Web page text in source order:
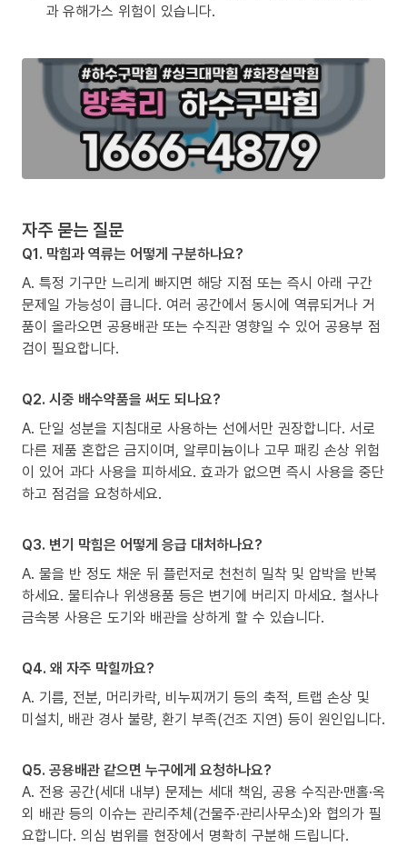
과 유해가스 위험이 있습니다.
자주 묻는 질문
Q1. 막힘과 역류는 어떻게 구분하나요?
A. 특정 기구만 느리게 빠지면 해당 지점 또는 즉시 아래 구간
문제일 가능성이 큽니다. 여러 공간에서 동시에 역류되거나 거
품이 올라오면 공용배관 또는 수직관 영향일 수 있어 공용부 점
검이 필요합니다.
Q2. 시중 배수약품을 써도 되나요?
A. 단일 성분을 지침대로 사용하는 선에서만 권장합니다. 서로
다른 제품 혼합은 금지이며, 알루미늄이나 고무 패킹 손상 위험
이 있어 과다 사용을 피하세요. 효과가 없으면 즉시 사용을 중단
하고 점검을 요청하세요.
Q3. 변기 막힘은 어떻게 응급 대처하나요?
A. 물을 반 정도 채운 뒤 플런저로 천천히 밀착 및 압박을 반복
하세요. 물티슈나 위생용품 등은 변기에 버리지 마세요. 철사나
금속봉 사용은 도기와 배관을 상하게 할 수 있습니다.
Q4. 왜 자주 막힐까요?
A. 기름, 전분, 머리카락, 비누찌꺼기 등의 축적, 트랩 손상 및
미설치, 배관 경사 불량, 환기 부족(건조 지연) 등이 원인입니다.
Q5. 공용배관 같으면 누구에게 요청하나요?
A. 전용 공간(세대 내부) 문제는 세대 책임, 공용 수직관·맨홀·옥
외 배관 등의 이슈는 관리주체(건물주·관리사무소)와 협의가 필
요합니다. 의심 범위를 현장에서 명확히 구분해 드립니다.